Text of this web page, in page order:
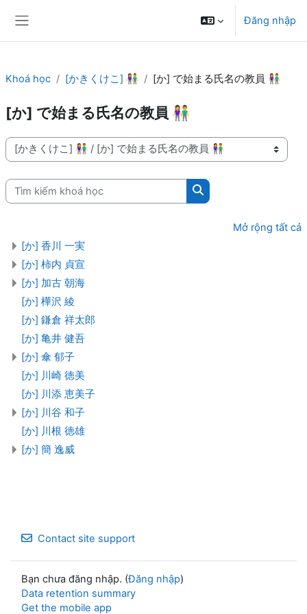
Đăng nhập
Khoá học [かきくけこ] 👫 [か] で始まる氏名の教員 👫
[か] で始まる氏名の教員 👫
Danh mục khoá học
Tìm kiếm khoá học
Tìm kiếm khoá học
Mở rộng tất cả
[か] 香川 一実
[か] 柿内 貞宣
[か] 加古 朝海
[か] 樺沢 綾
[か] 鎌倉 祥太郎
[か] 亀井 健吾
[か] 傘 郁子
[か] 川崎 徳美
[か] 川添 恵美子
[か] 川谷 和子
[か] 川根 徳雄
[か] 簡 逸威
Contact site support
Bạn chưa đăng nhập. (Đăng nhập)
Data retention summary
Get the mobile app